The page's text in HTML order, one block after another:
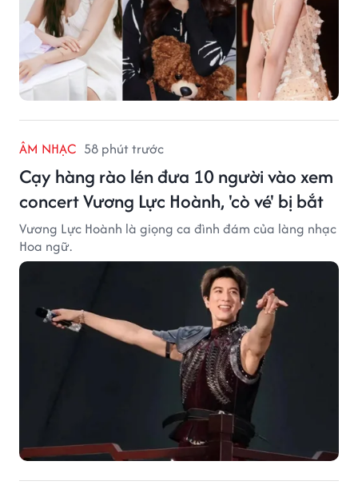
ÂM NHẠC 58 phút trước
Cạy hàng rào lén đưa 10 người vào xem
concert Vương Lực Hoành, 'cò vé' bị bắt
Vương Lực Hoành là giọng ca đình đám của làng nhạc
Hoa ngữ.